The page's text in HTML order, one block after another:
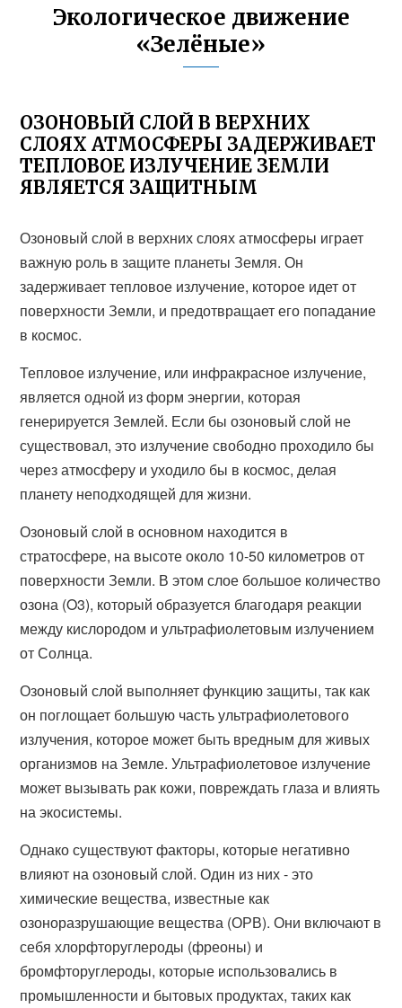
Экологическое движение
«Зелёные»
ОЗОНОВЫЙ СЛОЙ В ВЕРХНИХ
СЛОЯХ АТМОСФЕРЫ ЗАДЕРЖИВАЕТ
ТЕПЛОВОЕ ИЗЛУЧЕНИЕ ЗЕМЛИ
ЯВЛЯЕТСЯ ЗАЩИТНЫМ
Озоновый слой в верхних слоях атмосферы играет
важную роль в защите планеты Земля. Он
задерживает тепловое излучение, которое идет от
поверхности Земли, и предотвращает его попадание
в космос.
Тепловое излучение, или инфракрасное излучение,
является одной из форм энергии, которая
генерируется Землей. Если бы озоновый слой не
существовал, это излучение свободно проходило бы
через атмосферу и уходило бы в космос, делая
планету неподходящей для жизни.
Озоновый слой в основном находится в
стратосфере, на высоте около 10-50 километров от
поверхности Земли. В этом слое большое количество
озона (O3), который образуется благодаря реакции
между кислородом и ультрафиолетовым излучением
от Солнца.
Озоновый слой выполняет функцию защиты, так как
он поглощает большую часть ультрафиолетового
излучения, которое может быть вредным для живых
организмов на Земле. Ультрафиолетовое излучение
может вызывать рак кожи, повреждать глаза и влиять
на экосистемы.
Однако существуют факторы, которые негативно
влияют на озоновый слой. Один из них - это
химические вещества, известные как
озоноразрушающие вещества (ОРВ). Они включают в
себя хлорфторуглероды (фреоны) и
бромфторуглероды, которые использовались в
промышленности и бытовых продуктах, таких как